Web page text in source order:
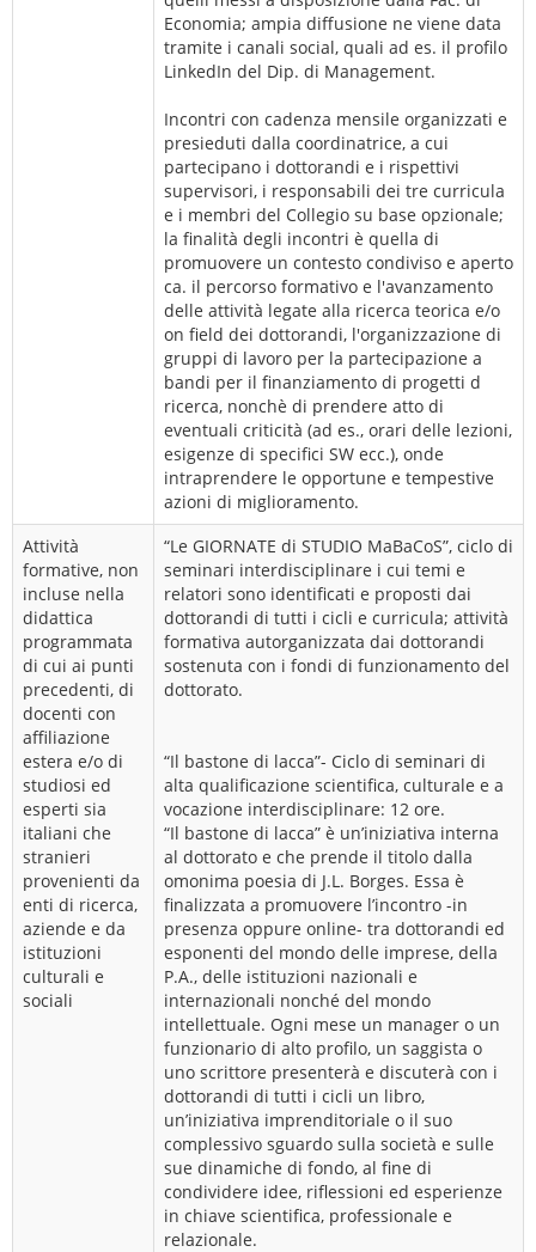
Economia; ampia diffusione ne viene data
tramite i canali social, quali ad es. il profilo
LinkedIn del Dip. di Management.
Incontri con cadenza mensile organizzati e
presieduti dalla coordinatrice, a cui
partecipano i dottorandi e i rispettivi
supervisori, i responsabili dei tre curricula
e i membri del Collegio su base opzionale;
la finalità degli incontri è quella di
promuovere un contesto condiviso e aperto
ca. il percorso formativo e l'avanzamento
delle attività legate alla ricerca teorica e/o
on field dei dottorandi, l'organizzazione di
gruppi di lavoro per la partecipazione a
bandi per il finanziamento di progetti d
ricerca, nonchè di prendere atto di
eventuali criticità (ad es., orari delle lezioni,
esigenze di specifici SW ecc.), onde
intraprendere le opportune e tempestive
azioni di miglioramento.
Attività
formative, non
incluse nella
didattica
programmata
di cui ai punti
precedenti, di
docenti con
affiliazione
estera e/o di
studiosi ed
esperti sia
italiani che
stranieri
provenienti da
enti di ricerca,
aziende e da
istituzioni
culturali e
sociali
“Le GIORNATE di STUDIO MaBaCoS”, ciclo di
seminari interdisciplinare i cui temi e
relatori sono identificati e proposti dai
dottorandi di tutti i cicli e curricula; attività
formativa autorganizzata dai dottorandi
sostenuta con i fondi di funzionamento del
dottorato.
“Il bastone di lacca”- Ciclo di seminari di
alta qualificazione scientifica, culturale e a
vocazione interdisciplinare: 12 ore.
“Il bastone di lacca” è un’iniziativa interna
al dottorato e che prende il titolo dalla
omonima poesia di J.L. Borges. Essa è
finalizzata a promuovere l’incontro -in
presenza oppure online- tra dottorandi ed
esponenti del mondo delle imprese, della
P.A., delle istituzioni nazionali e
internazionali nonché del mondo
intellettuale. Ogni mese un manager o un
funzionario di alto profilo, un saggista o
uno scrittore presenterà e discuterà con i
dottorandi di tutti i cicli un libro,
un’iniziativa imprenditoriale o il suo
complessivo sguardo sulla società e sulle
sue dinamiche di fondo, al fine di
condividere idee, riflessioni ed esperienze
in chiave scientifica, professionale e
relazionale.